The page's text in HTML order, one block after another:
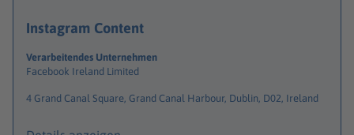
Instagram Content
Verarbeitendes Unternehmen
Facebook Ireland Limited
4 Grand Canal Square, Grand Canal Harbour, Dublin, D02, Ireland